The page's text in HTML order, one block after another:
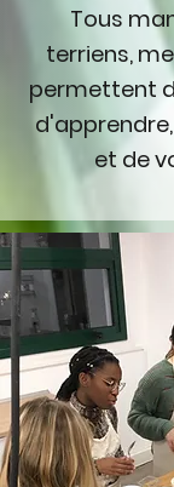
Tous
terriens,
permettent
et de